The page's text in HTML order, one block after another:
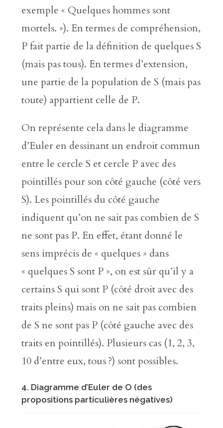
exemple « Quelques hommes sont
mortels. »). En termes de compréhension,
P fait partie de la définition de quelques S
(mais pas tous). En termes d’extension,
une partie de la population de S (mais pas
toute) appartient celle de P.
On représente cela dans le diagramme
d’Euler en dessinant un endroit commun
entre le cercle S et cercle P avec des
pointillés pour son côté gauche (côté vers
S). Les pointillés du côté gauche
indiquent qu’on ne sait pas combien de S
ne sont pas P. En effet, étant donné le
sens imprécis de « quelques » dans
« quelques S sont P », on est sûr qu’il y a
certains S qui sont P (côté droit avec des
traits pleins) mais on ne sait pas combien
de S ne sont pas P (côté gauche avec des
traits en pointillés). Plusieurs cas (1, 2, 3,
10 d’entre eux, tous ?) sont possibles.
4. Diagramme d’Euler de O (des
propositions particulières négatives)